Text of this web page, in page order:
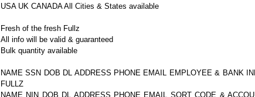
USA UK CANADA All Cities & States available
Fresh of the fresh Fullz
All info will be valid & guaranteed
Bulk quantity available
NAME SSN DOB DL ADDRESS PHONE EMAIL EMPLOYEE & BANK
FULLZ
NAME NIN DOB DL ADDRESS PHONE EMAIL SORT CODE &